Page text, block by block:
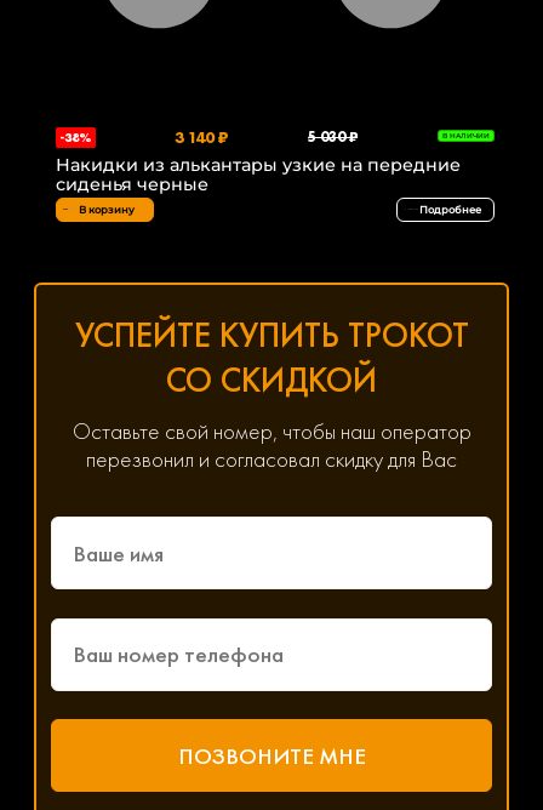
-38% 3 140 ₽ 5 030 ₽ В НАЛИЧИИ
Накидки из алькантары узкие на передние
сиденья черные
В корзину Подробнее
УСПЕЙТЕ КУПИТЬ ТРОКОТ
СО СКИДКОЙ
Оставьте свой номер, чтобы наш оператор
перезвонил и согласовал скидку для Вас